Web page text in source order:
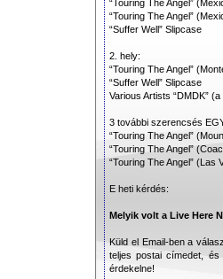
“Touring The Angel”
“Touring The Angel”
“Suffer Well” Slipcase
2. hely:
“Touring The Angel”
“Suffer Well” Slipcase
Various Artists “DMDK”
3 további szerencsés
“Touring The Angel”
“Touring The Angel”
“Touring The Angel” (Las
E heti kérdés:
Melyik volt a Live Here
Küld el Email-ben a
teljes postai címedet,
érdekelne!